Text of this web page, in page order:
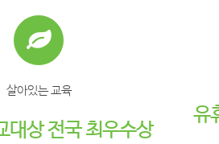
살아있는 교육
대상 전국 최우수상
유